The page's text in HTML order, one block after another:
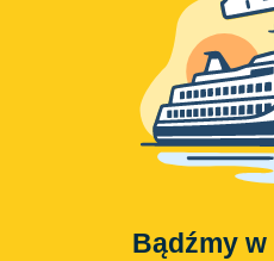
Bądźmy